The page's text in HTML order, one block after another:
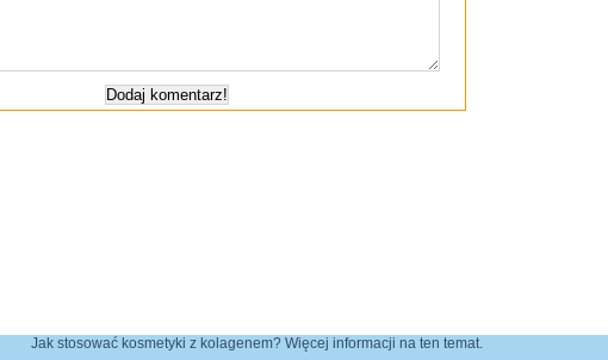
Jak stosować kosmetyki z kolagenem? Więcej informacji na ten temat.